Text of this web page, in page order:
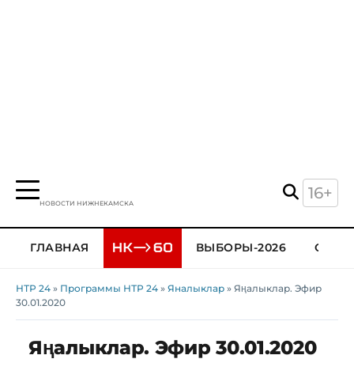
НОВОСТИ НИЖНЕКАМСКА
16+
ГЛАВНАЯ ВЫБОРЫ-2026
НТР 24 » Программы НТР 24 » Яналыклар » Яңалыклар. Эфир
30.01.2020
Яңалыклар. Эфир 30.01.2020